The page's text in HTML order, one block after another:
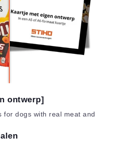
ontwerp]
for dogs with real meat and